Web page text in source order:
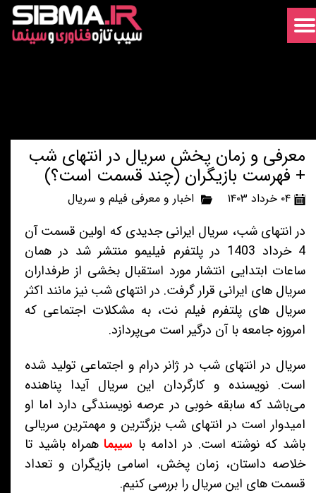
معرفی و زمان پخش سریال در انتهای شب
+ فهرست بازیگران (چند قسمت است؟)
۰۴ خرداد ۱۴۰۳ اخبار و معرفی فیلم و سریال
در انتهای شب، سریال ایرانی جدیدی که اولین قسمت آن
4 خرداد 1403 در پلتفرم فیلیمو منتشر شد در همان
ساعات ابتدایی انتشار مورد استقبال بخشی از طرفداران
سریال های ایرانی قرار گرفت. در انتهای شب نیز مانند اکثر
سریال های پلتفرم فیلم نت، به مشکلات اجتماعی که
امروزه جامعه با آن درگیر است می‌پردازد.
سریال در انتهای شب در ژانر درام و اجتماعی تولید شده
است. نویسنده و کارگردان این سریال آیدا پناهنده
می‌باشد که سابقه خوبی در عرصه نویسندگی دارد اما او
امیدوار است در انتهای شب بزرگترین و مهمترین سریالی
باشد که نوشته است. در ادامه با سیبماهمراه باشید تا
خلاصه داستان، زمان پخش، اسامی بازیگران و تعداد
قسمت های این سریال را بررسی کنیم.